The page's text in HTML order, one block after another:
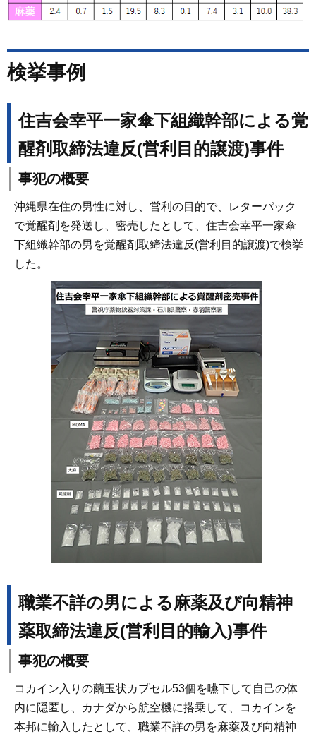
検挙事例
住吉会幸平一家傘下組織幹部による覚
醒剤取締法違反(営利目的譲渡)事件
事犯の概要
沖縄県在住の男性に対し、営利の目的で、レターパック
で覚醒剤を発送し、密売したとして、住吉会幸平一家傘
下組織幹部の男を覚醒剤取締法違反(営利目的譲渡)で検挙
した。
職業不詳の男による麻薬及び向精神
薬取締法違反(営利目的輸入)事件
事犯の概要
コカイン入りの繭玉状カプセル53個を嚥下して自己の体
内に隠匿し、カナダから航空機に搭乗して、コカインを
本邦に輸入したとして、職業不詳の男を麻薬及び向精神